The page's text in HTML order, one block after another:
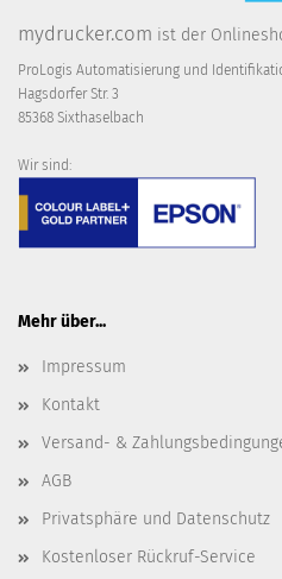
mydrucker.com ist der
ProLogis Automatisierung und
Hagsdorfer Str. 3
85368 Sixthaselbach
Wir sind:
Mehr über...
Impressum
Kontakt
Versand- &
AGB
Privatsphäre und Datenschutz
Kostenloser Rückruf-Service